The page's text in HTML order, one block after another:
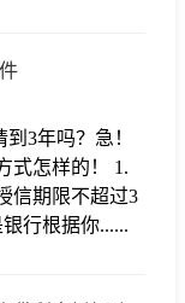
3年吗？急！
式怎样的！ 1.
信期限不超过3
行根据你......